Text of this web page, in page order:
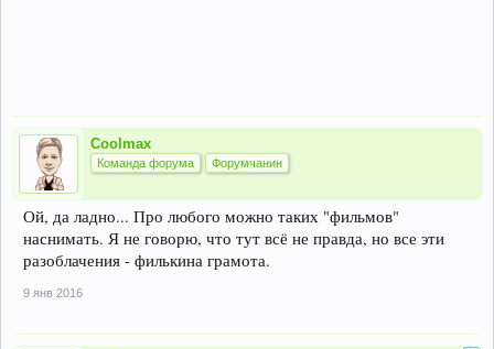
Coolmax
Команда форума Форумчанин
Ой, да ладно... Про любого можно таких "фильмов"
наснимать. Я не говорю, что тут всё не правда, но все эти
разоблачения - филькина грамота.
9 янв 2016